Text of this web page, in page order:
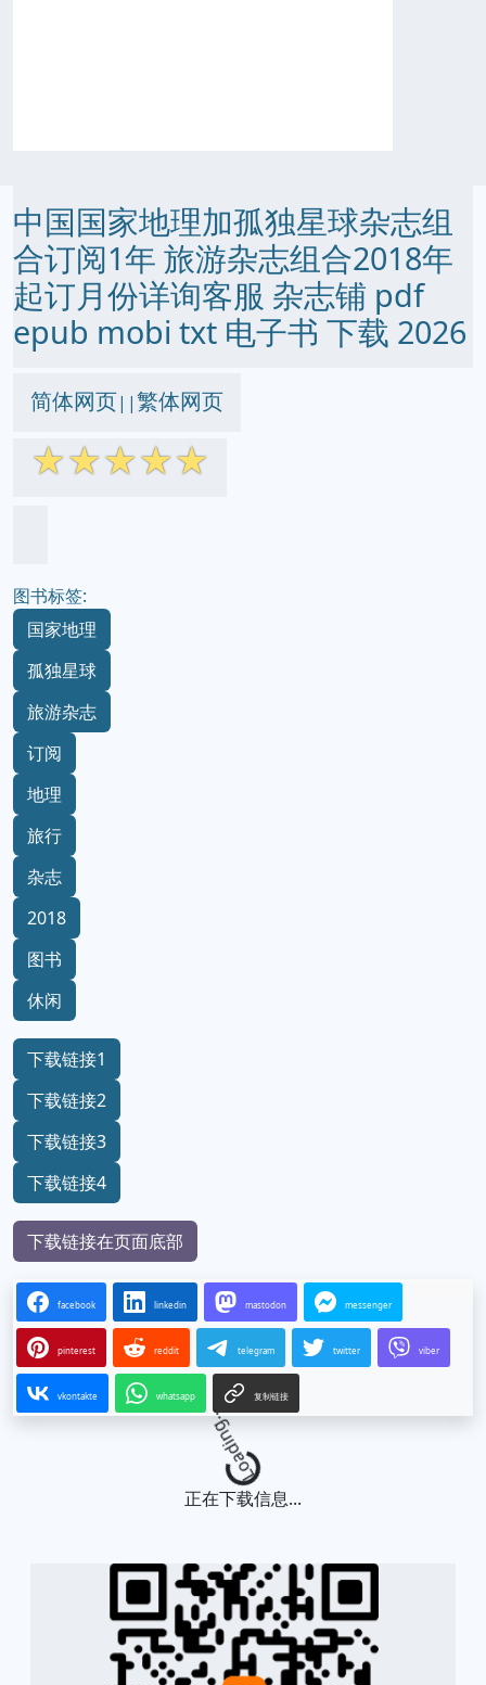
中国国家地理加孤独星球杂志组
合订阅1年 旅游杂志组合2018年
起订月份详询客服 杂志铺 pdf
epub mobi txt 电子书 下载 2026
简体网页||繁体网页
☆☆☆☆☆
图书标签:
国家地理
孤独星球
旅游杂志
订阅
地理
旅行
杂志
2018
图书
休闲
下载链接1
下载链接2
下载链接3
下载链接4
下载链接在页面底部
facebook linkedin mastodon messenger
pinterest reddit telegram twitter viber
vkontakte whatsapp 复制链接
Loading...
正在下载信息...